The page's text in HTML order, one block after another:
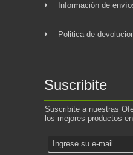
Información de
Politica de
Suscribite
Suscribite a nuestras
los mejores productos